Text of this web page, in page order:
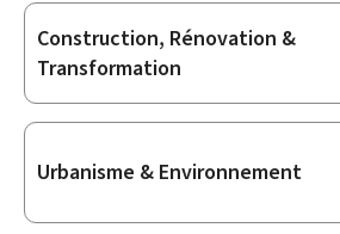
Construction, Rénovation &
Transformation
Urbanisme & Environnement